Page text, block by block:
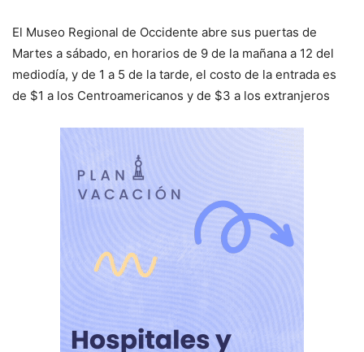
El Museo Regional de Occidente abre sus puertas de
Martes a sábado, en horarios de 9 de la mañana a 12 del
mediodía, y de 1 a 5 de la tarde, el costo de la entrada es
de $1 a los Centroamericanos y de $3 a los extranjeros